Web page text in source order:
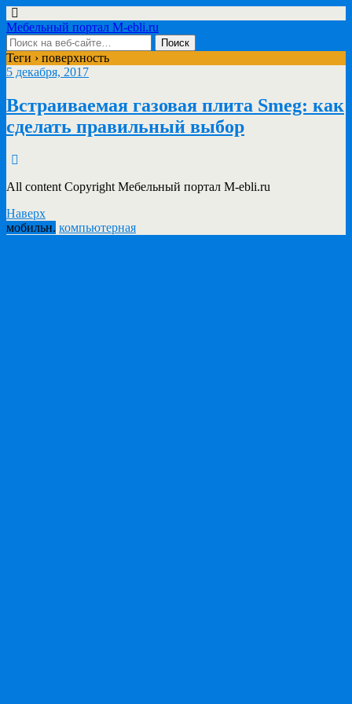
Мебельный портал M-ebli.ru
Теги › поверхность
5 декабря, 2017
Встраиваемая газовая плита Smeg: как
сделать правильный выбор
All content Copyright Мебельный портал M-ebli.ru
Наверх
мобильн. компьютерная